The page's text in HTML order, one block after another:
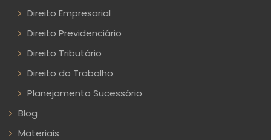
Direito Empresarial
Direito Previdenciário
Direito Tributário
Direito do Trabalho
Planejamento Sucessório
Blog
Materiais